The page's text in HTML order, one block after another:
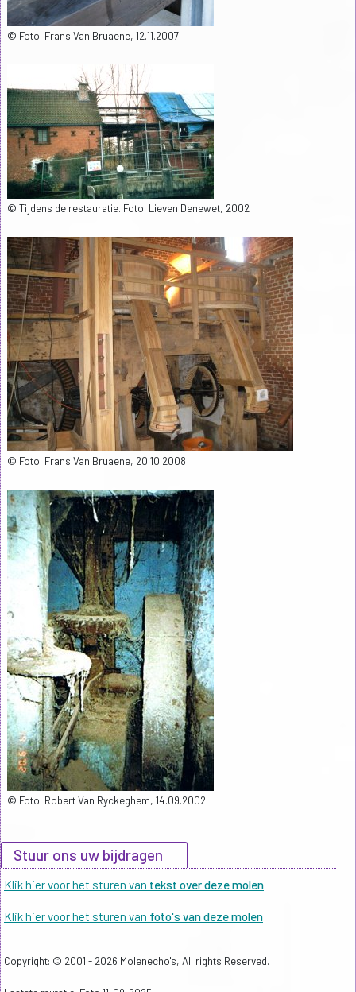
© Foto: Frans Van Bruaene, 12.11.2007
© Tijdens de restauratie. Foto: Lieven Denewet, 2002
© Foto: Frans Van Bruaene, 20.10.2008
© Foto: Robert Van Ryckeghem, 14.09.2002
Stuur ons uw bijdragen
Klik hier voor het sturen van tekst over deze molen
Klik hier voor het sturen van foto's van deze molen
Copyright: © 2001 - 2026 Molenecho's, All rights Reserved.